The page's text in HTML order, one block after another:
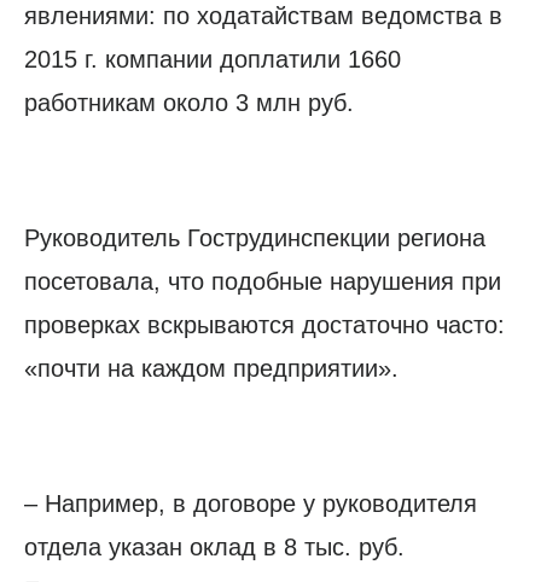
явлениями: по ходатайствам ведомства в
2015 г. компании доплатили 1660
работникам около 3 млн руб.
Руководитель Гострудинспекции региона
посетовала, что подобные нарушения при
проверках вскрываются достаточно часто:
«почти на каждом предприятии».
– Например, в договоре у руководителя
отдела указан оклад в 8 тыс. руб.